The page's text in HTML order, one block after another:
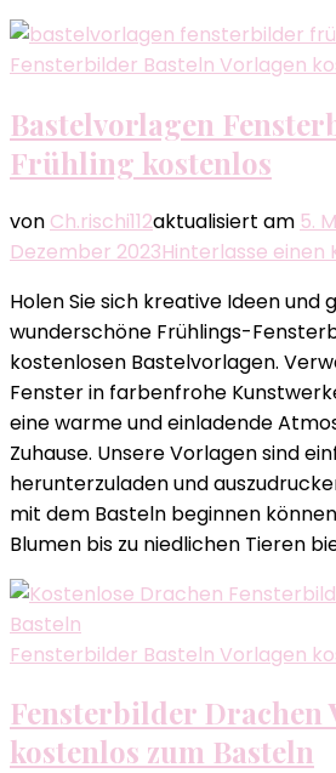
Fensterbilder Basteln Vorlagen
Bastelvorlagen
Frühling kostenlos
von Ch.rischi112aktualisiert am 5.
Dezember 2023Hinterlasse
Holen Sie sich kreative Ideen und
wunderschöne Frühlings-
kostenlosen Bastelvorlagen.
Fenster in farbenfrohe
eine warme und einladende
Zuhause. Unsere Vorlagen sind
herunterzuladen und
mit dem Basteln beginnen
Blumen bis zu niedlichen Tieren
Fensterbilder Basteln Vorlagen
Fensterbilder Drachen
kostenlos zum Basteln